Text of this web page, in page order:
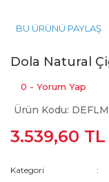
BU ÜRÜNÜ PAYLAŞ
Dola Natural
0 - Yorum Yap
Ürün Kodu:
3.539,60 TL
Kategori